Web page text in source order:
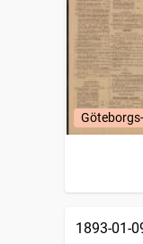
1893-01-